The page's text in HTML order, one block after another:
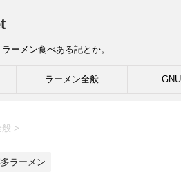
ーメン食べある記とか。
ラーメン全般
>
ラーメン